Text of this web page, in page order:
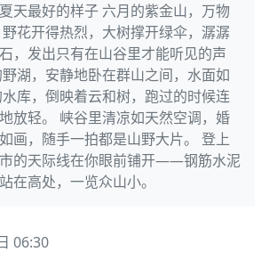
天最好的样子 六月的紫金山，万物
花开得热烈，大树撑开绿伞，潺潺
，发出只有在山谷里才能听见的声
湖，安静地卧在群山之间，水面如
库，倒映着云和树，跑过的时候连
放轻。 峡谷里清凉如天然空调，婚
画，随手一拍都是山野大片。 登上
的天际线在你眼前铺开——钢筋水泥
在高处，一览众山小。
06:30